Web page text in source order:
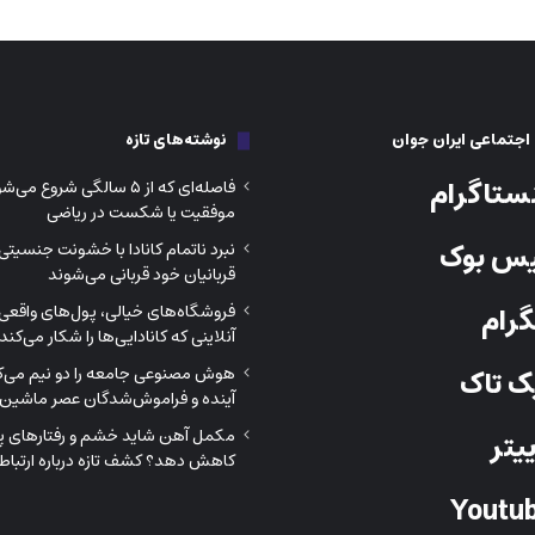
ایران جوان
بوک
تاک
نوشته‌های تازه
فاصله‌ای که از ۵ سالگی
موفقیت یا شکست در ریاضی
نبرد ناتمام کانادا با خشونت
قربانیان خود قربانی می‌شوند
فروشگاه‌های خیالی، پول‌های
آنلاینی که کانادایی‌ها را شکار می‌کند
هوش مصنوعی جامعه را دو نیم
آینده و فراموش‌شدگان عصر
مکمل آهن شاید خشم و رفتارهای
کاهش دهد؟ کشف تازه درباره